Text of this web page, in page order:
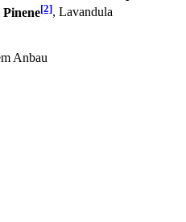
Pinene[2], Lavandula
Anbau